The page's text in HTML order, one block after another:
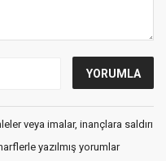
veya imalar, inançlara saldırı
yazılmış yorumlar